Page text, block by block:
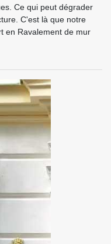
Ce qui peut dégrader
C'est là que notre
en Ravalement de mur